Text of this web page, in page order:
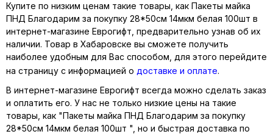
Купите по низким ценам такие товары, как Пакеты майка
ПНД Благодарим за покупку 28*50см 14мкм белая 100шт в
интернет-магазине Еврогифт, предварительно узнав об их
наличии. Товар в Хабаровске вы сможете получить
наиболее удобным для Вас способом, для этого перейдите
на страницу с информацией о доставке и оплате.
В интернет-магазине Еврогифт всегда можно сделать заказ
и оплатить его. У нас не только низкие цены на такие
товары, как "Пакеты майка ПНД Благодарим за покупку
28*50см 14мкм белая 100шт ", но и быстрая доставка по